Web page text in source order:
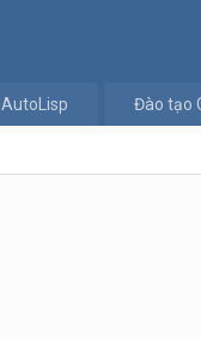
AutoLisp Đào tạo